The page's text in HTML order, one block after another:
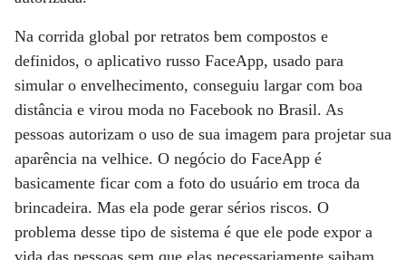
Na corrida global por retratos bem compostos e
definidos, o aplicativo russo FaceApp, usado para
simular o envelhecimento, conseguiu largar com boa
distância e virou moda no Facebook no Brasil. As
pessoas autorizam o uso de sua imagem para projetar sua
aparência na velhice. O negócio do FaceApp é
basicamente ficar com a foto do usuário em troca da
brincadeira. Mas ela pode gerar sérios riscos. O
problema desse tipo de sistema é que ele pode expor a
vida das pessoas sem que elas necessariamente saibam